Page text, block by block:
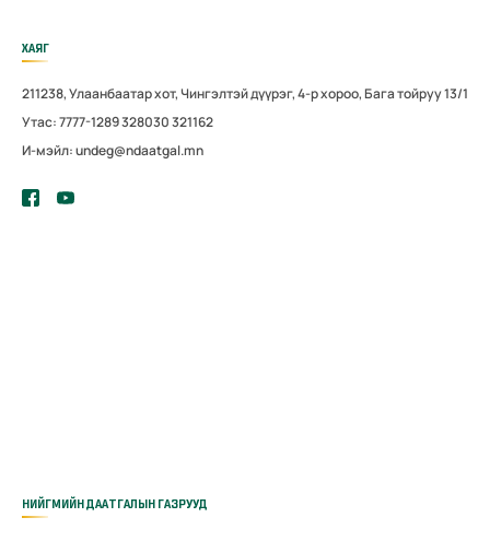
ХАЯГ
211238, Улаанбаатар хот, Чингэлтэй дүүрэг, 4-р хороо, Бага тойруу 13/1
Утас: 7777-1289 328030 321162
И-мэйл: undeg@ndaatgal.mn
НИЙГМИЙН ДААТГАЛЫН ГАЗРУУД